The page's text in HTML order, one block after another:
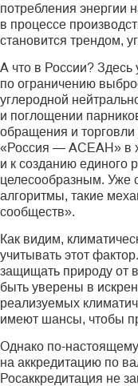
потребления энергии
в процессе
становится трендом,
А что в России? Здесь
по ограничению
углеродной
и поглощении
обращения и
«Россия — АСЕАН» в
и к созданию единого
целесообразным. Уже
алгоритмы, такие
сообществ».
Как видим,
учитывать этот
защищать природу от
быть уверены в
реализуемых
имеют шансы, чтобы
Однако по-
на аккредитацию по
Росаккредитация не